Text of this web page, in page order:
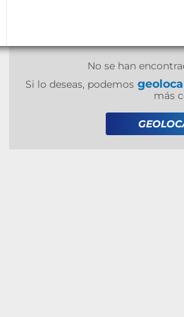
No se han
Si lo deseas, podemos
más